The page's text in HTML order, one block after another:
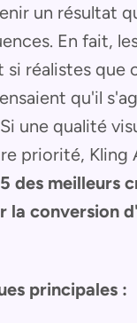
un résultat
En fait,
si réalistes que
qu'il
une qualité
priorité, Kling
des meilleurs
la conversion
principales :